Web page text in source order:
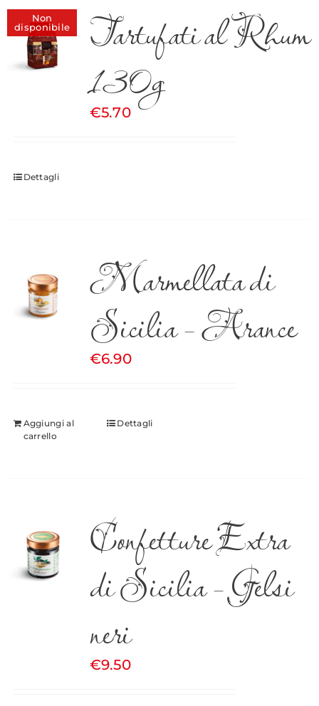
Non
disponibile
Tartufati al Rhum
130g
€5.70
Dettagli
Marmellata di
Sicilia – Arance
€6.90
Aggiungi al
carrello
Dettagli
Confetture Extra
di Sicilia – Gelsi
neri
€9.50